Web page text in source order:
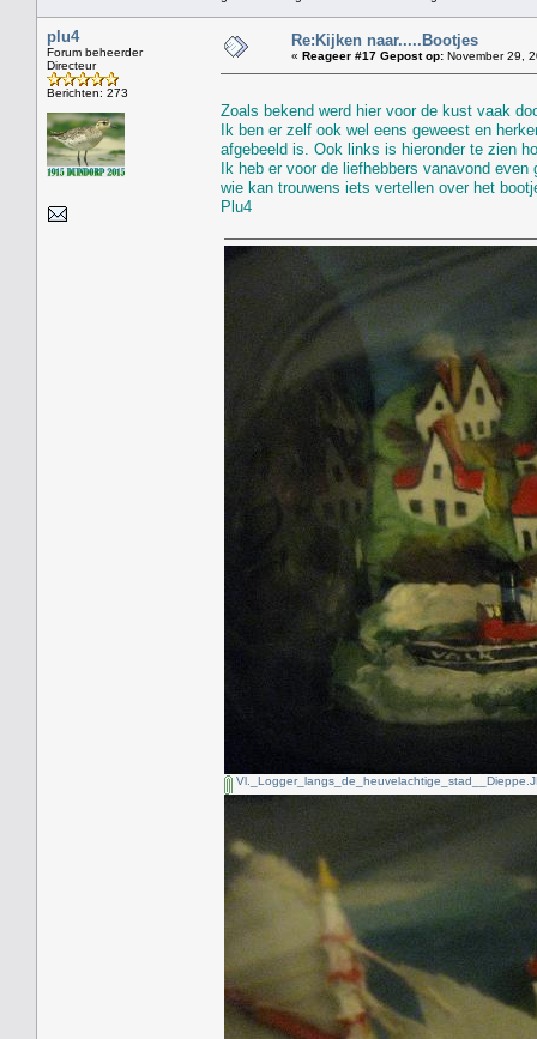
plu4
Forum beheerder
Directeur
Berichten: 273
Re:Kijken naar.....Bootjes
« Reageer #17 Gepost op: November 29,
Zoals bekend werd hier voor de kust vaak
Ik ben er zelf ook wel eens geweest en
afgebeeld is. Ook links is hieronder te zien
Ik heb er voor de liefhebbers vanavond
wie kan trouwens iets vertellen over het
Plu4